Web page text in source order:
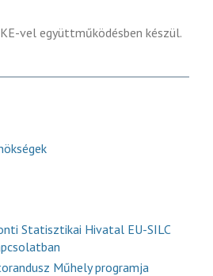
vel együttműködésben készül.
Statisztikai Hivatal EU-SILC
Műhely programja